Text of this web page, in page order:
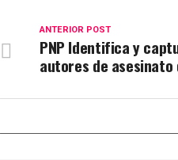
ANTERIOR POST
PNP Identifica y
autores de